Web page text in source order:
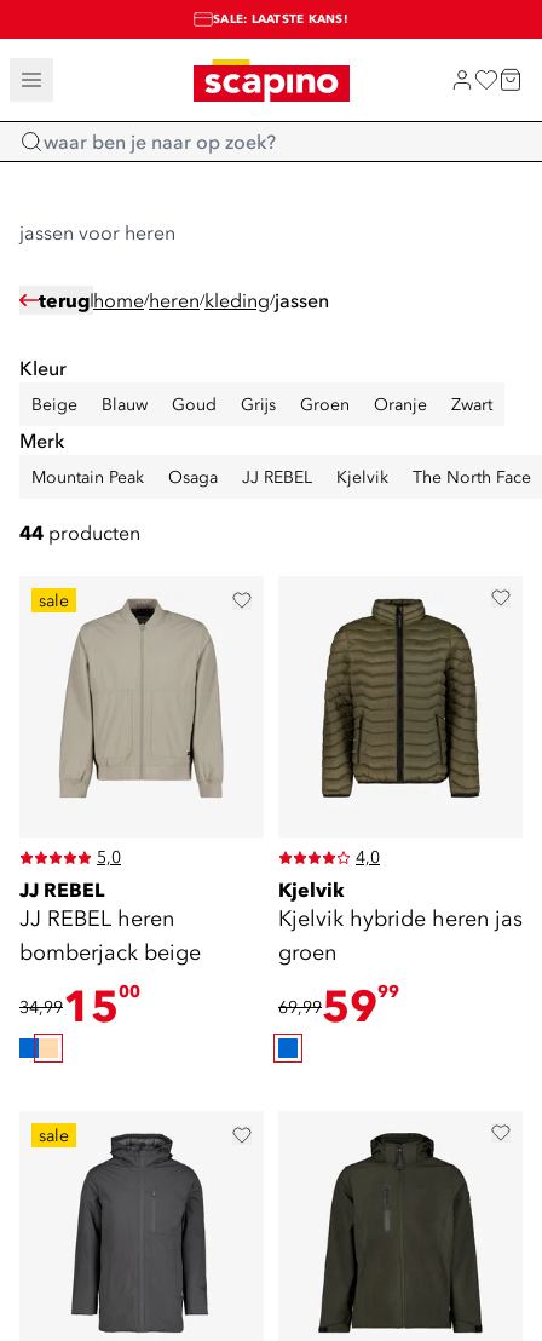
TOT 70% KORTING OP SALE
SALE: LAATSTE KANS!
SHOP NIEUW
Home
jassen voor heren
terug home/heren/kleding/jassen
Kleur
Beige Blauw Goud Grijs Groen Oranje Zwart
Merk
Mountain Peak Osaga JJ REBEL Kjelvik The North Face
44 producten
sale
5,0
JJ REBEL
JJ REBEL heren
bomberjack beige
34,991500
4,0
Kjelvik
Kjelvik hybride heren jas
groen
69,995999
sale